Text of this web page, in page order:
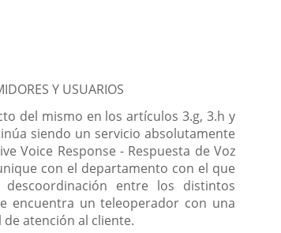
Y USUARIOS
del mismo en los artículos 3.g, 3.h y
siendo un servicio absolutamente
Voice Response - Respuesta de Voz
con el departamento con el que
entre los distintos
encuentra un teleoperador con una
atención al cliente.